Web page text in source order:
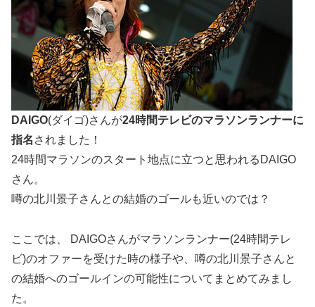
DAIGO(ダイゴ)さんが24時間テレビのマラソンランナーに
指名 されました！
24時間マラソンのスタート地点に立つと思われるDAIGO
さん。
噂の北川景子さんとの結婚のゴールも近いのでは？
ここでは、 DAIGOさんがマラソンランナー(24時間テレ
ビ)のオファーを受けた時の様子や、噂の北川景子さんと
の結婚へのゴールインの可能性についてまとめてみまし
た。